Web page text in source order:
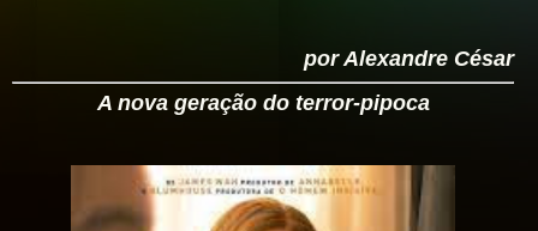
por Alexandre César
A nova geração do terror-pipoca